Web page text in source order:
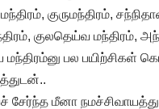
மந்திரம், குருமந்திரம்,
குலதெய்வ மந்திரம்,
மந்திரம்னு பல பயிற்சிகள்
மீனா